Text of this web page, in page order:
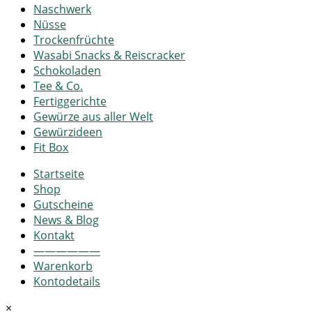
Naschwerk
Nüsse
Trockenfrüchte
Wasabi Snacks & Reiscracker
Schokoladen
Tee & Co.
Fertiggerichte
Gewürze aus aller Welt
Gewürzideen
Fit Box
Startseite
Shop
Gutscheine
News & Blog
Kontakt
——————
Warenkorb
Kontodetails
×